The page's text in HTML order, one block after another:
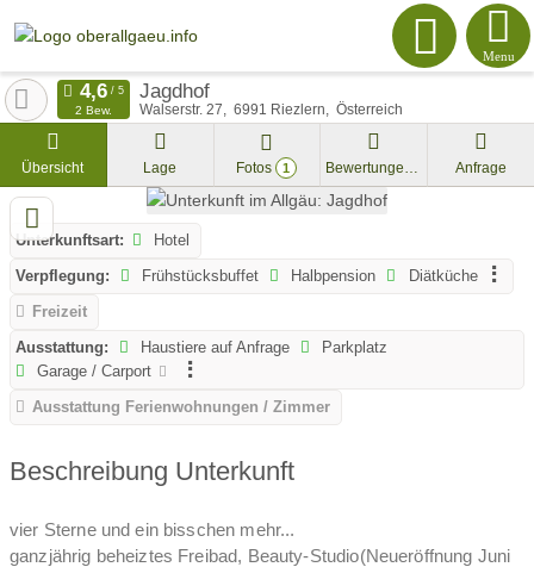
Menu
Jagdhof
Walserstr. 27 6991 Riezlern Österreich
2 Bew.
Übersicht Lage Fotos 1 Bewertungen Anfrage
Unterkunftsart:
Hotel
Verpflegung:
Frühstücksbuffet Halbpension
Diätküche
Freizeit
Ausstattung:
Haustiere auf Anfrage
Parkplatz
Garage / Carport
Ausstattung Ferienwohnungen / Zimmer
Beschreibung Unterkunft
vier Sterne und ein bisschen mehr...
ganzjährig beheiztes Freibad, Beauty-Studio(Neueröffnung Juni